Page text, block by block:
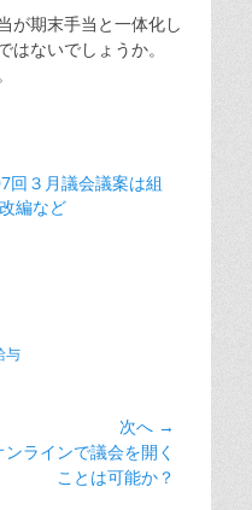
が期末手当と一体化し
はないでしょうか。
回３月議会議案は組
編など
与
次へ →
ンラインで議会を開く
ことは可能か？